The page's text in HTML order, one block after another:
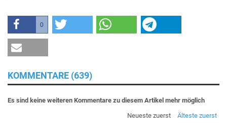
0
KOMMENTARE (639)
Es sind keine weiteren Kommentare zu diesem Artikel mehr möglich
Neueste zuerst
Älteste zuerst